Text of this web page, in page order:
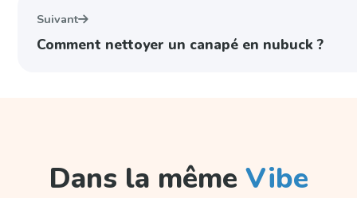
Suivant
Comment nettoyer un canapé en nubuck ?
Dans la même Vibe